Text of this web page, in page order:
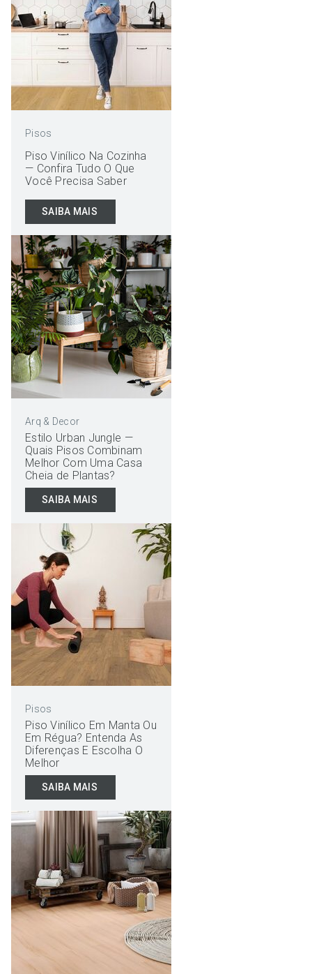
Pisos
Piso Vinílico Na Cozinha
— Confira Tudo O Que
Você Precisa Saber
SAIBA MAIS
Arq & Decor
Estilo Urban Jungle —
Quais Pisos Combinam
Melhor Com Uma Casa
Cheia de Plantas?
SAIBA MAIS
Pisos
Piso Vinílico Em Manta Ou
Em Régua? Entenda As
Diferenças E Escolha O
Melhor
SAIBA MAIS